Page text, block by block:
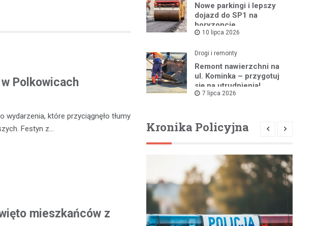
Polkowicach
wydarzenia, które przyciągnęło tłumy
Festyn z…
mieszkańców z
Nowe parkingi i lepszy
dojazd do SP1 na
horyzoncie
10 lipca 2026
Drogi i remonty
Remont nawierzchni na
ul. Kominka – przygotuj
się na utrudnienia!
7 lipca 2026
Kronika Policyjna